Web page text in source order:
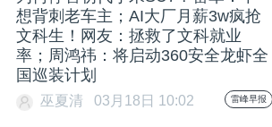
想背刺老车主；AI大厂月薪3w疯抢
文科生！网友：拯救了文科就业
率；周鸿祎：将启动360安全龙虾全
国巡装计划
巫夏清 03月18日 10:02 雷峰早报